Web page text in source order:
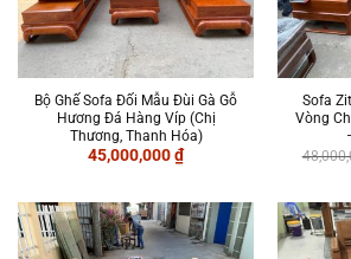
Bộ Ghế Sofa Đối Mẫu Đùi Gà Gỗ
Hương Đá Hàng Víp (Chị
Thương, Thanh Hóa)
45,000,000₫
Sofa
Vòng